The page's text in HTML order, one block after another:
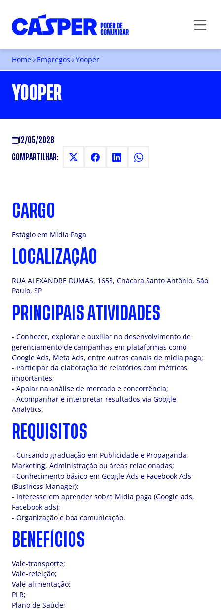
Home Empregos Yooper
YOOPER
12/05/2026
COMPARTILHAR:
CARGO
Estágio em Mídia Paga
LOCALIZAÇÃO
RUA ALEXANDRE DUMAS, 1658, Chácara Santo Antônio, São
Paulo, SP
PRINCIPAIS ATIVIDADES
- Conhecer, explorar e auxiliar no desenvolvimento de
gerenciamento de campanhas em plataformas como
Google Ads, Meta Ads, entre outros canais de mídia paga;
- Participar da elaboração de relatórios com métricas
importantes;
- Apoiar na análise de mercado e concorrência;
- Acompanhar e interpretar resultados via Google
Analytics.
REQUISITOS
- Cursando graduação em Publicidade e Propaganda,
Marketing, Administração ou áreas relacionadas;
- Conhecimento básico em Google Ads e Facebook Ads
(Business Manager);
- Interesse em aprender sobre Midia paga (Google ads,
Facebook ads);
- Organização e boa comunicação.
BENEFÍCIOS
Vale-transporte;
Vale-refeição;
Vale-alimentação;
PLR;
Plano de Saúde;